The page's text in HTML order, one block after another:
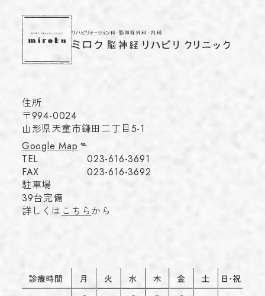
住所
〒994-0024
山形県天童市鎌田二丁目5-1
Google Map
TEL
023-616-3691
FAX
023-616-3692
駐車場
39台完備
詳しくは こちら から